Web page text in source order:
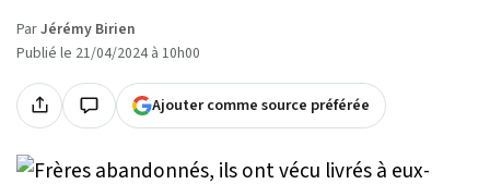
ParJérémy Birien
Publié le 21/04/2024 à 10h00
Ajouter comme source préférée